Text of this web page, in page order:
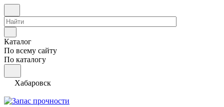
Каталог
По всему сайту
По каталогу
Хабаровск